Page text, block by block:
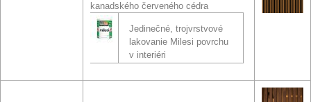
kanadského červeného cédra
Jedinečné, trojvrstvové
lakovanie Milesi povrchu
v interiéri